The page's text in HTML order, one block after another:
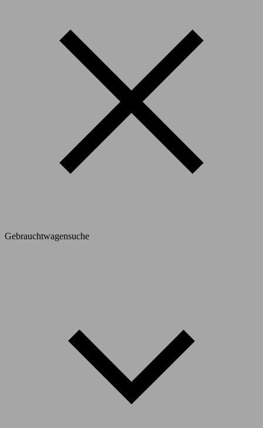
Gebrauchtwagensuche